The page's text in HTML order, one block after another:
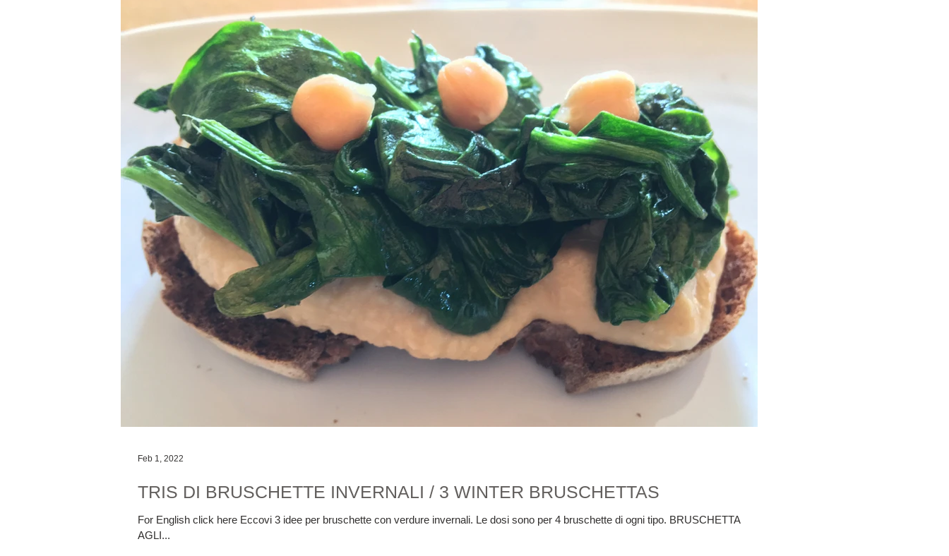
TRIS DI BRUSCHETTE INVERNALI / 3 WINTER BRUSCHETTAS
For English click here Eccovi 3 idee per bruschette con verdure invernali. Le dosi sono per 4 bruschette di ogni tipo. BRUSCHETTA
AGLI...
Feb 1, 2022